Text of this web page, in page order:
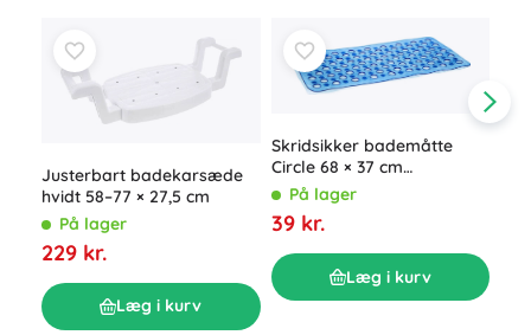
Justerbart badekarsæde
hvidt 58–77 × 27,5 cm
På lager
229 kr.
Læg i kurv
Skridsikker bademåtte
Circle 68 × 37 cm
transparent blå
På lager
39 kr.
Læg i kurv